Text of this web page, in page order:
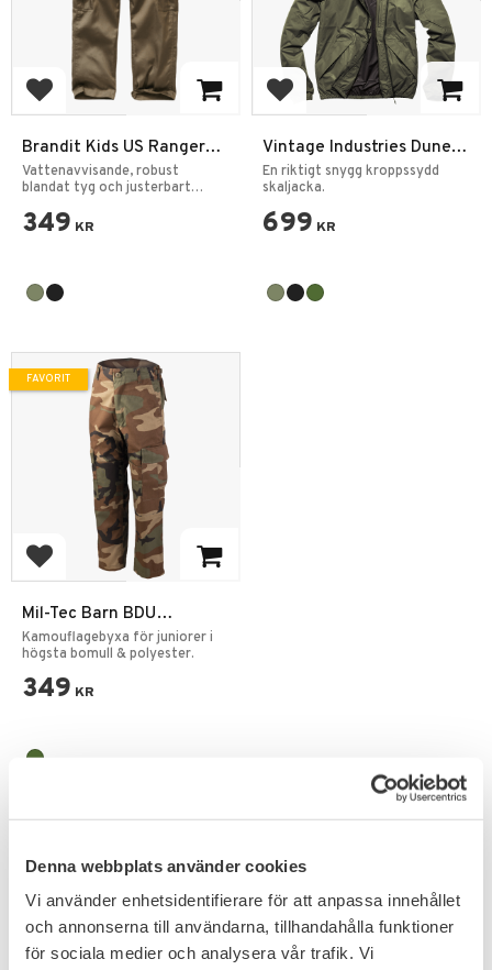
Denna webbplats använder cookies
Vi använder enhetsidentifierare för att anpassa innehållet
och annonserna till användarna, tillhandahålla funktioner
för sociala medier och analysera vår trafik. Vi
Lägg till i favoriter
Brandit Kids US Ranger
Cargo Barn Byxor
Vattenavvisande, robust
blandat tyg och justerbart
349 KR
Lägg till i favoriter
Vintage Industries Dune
Skaljacka
En riktigt snygg kroppssydd
skaljacka.
699 KR
Lägg till i favoriter
Mil-Tec Barn BDU
Kamouflagebyxa
Kamouflagebyxa för juniorer i
högsta bomull & polyester.
349 KR
FAVORIT
PRENUMERERA & TA DEL AV VÅRA
ERBJUDANDEN!